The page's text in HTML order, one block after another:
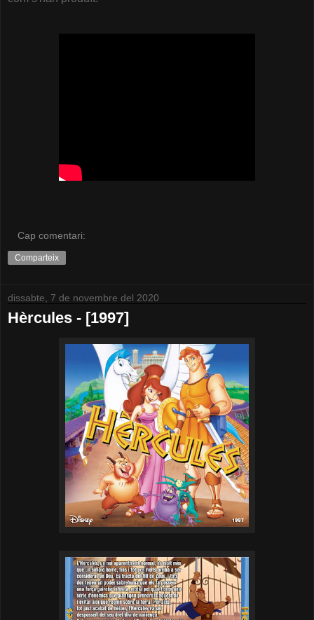
Cap comentari:
Comparteix
dissabte, 7 de novembre del 2020
Hèrcules - [1997]